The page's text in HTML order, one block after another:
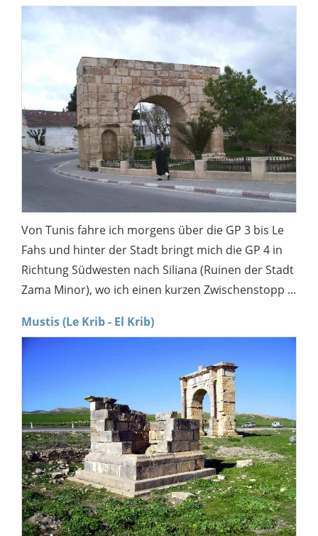
Von Tunis fahre ich morgens über die GP 3 bis Le
Fahs und hinter der Stadt bringt mich die GP 4 in
Richtung Südwesten nach Siliana (Ruinen der Stadt
Zama Minor), wo ich einen kurzen Zwischenstopp ...
Mustis (Le Krib - El Krib)